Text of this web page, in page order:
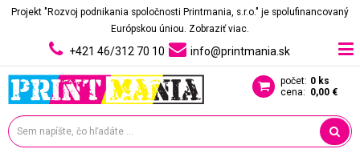
Projekt "Rozvoj podnikania spoločnosti Printmania, s.r.o." je spolufinancovaný
Európskou úniou. Zobraziť viac.
+421 46/312 70 10 info@printmania.sk
počet: 0 ks
cena: 0,00 €